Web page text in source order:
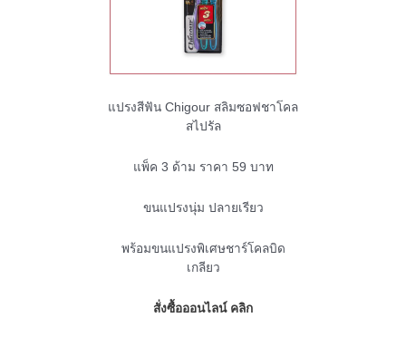
แปรงสีฟัน Chigour สลิมซอฟชาโคล
สไปรัล
แพ็ค 3 ด้าม ราคา 59 บาท
ขนแปรงนุ่ม ปลายเรียว
พร้อมขนแปรงพิเศษชาร์โคลบิด
เกลียว
สั่งซื้อออนไลน์ คลิก